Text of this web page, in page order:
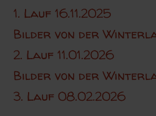
1. Lauf 16.11.2025
Bilder von der
2. Lauf 11.01.2026
Bilder von der
3. Lauf 08.02.2026